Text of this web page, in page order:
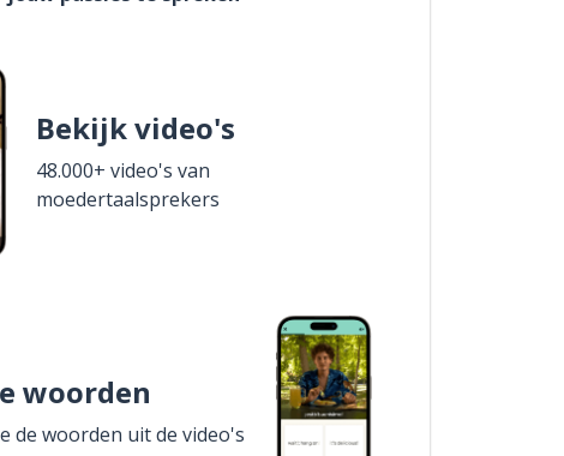
Bekijk video's
48.000+ video's van
moedertaalsprekers
woorden
de woorden uit de video's